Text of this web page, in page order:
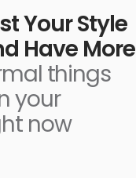
Your Style
Have More
things
your
now